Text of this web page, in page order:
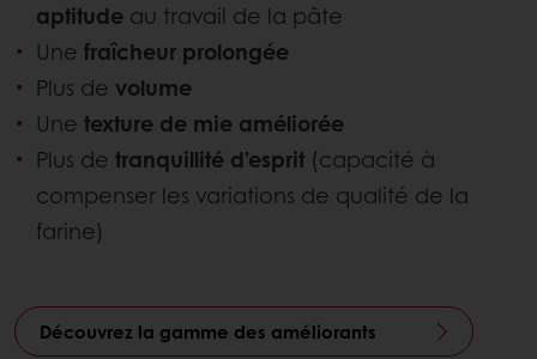
aptitude au travail de la pâte
Une fraîcheur prolongée
Plus de volume
Une texture de mie améliorée
Plus de tranquillité d’esprit (capacité à
compenser les variations de qualité de la
farine)
Découvrez la gamme des améliorants